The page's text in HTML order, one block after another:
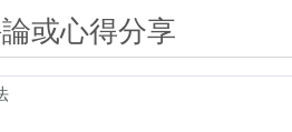
中.zip
或心得分享